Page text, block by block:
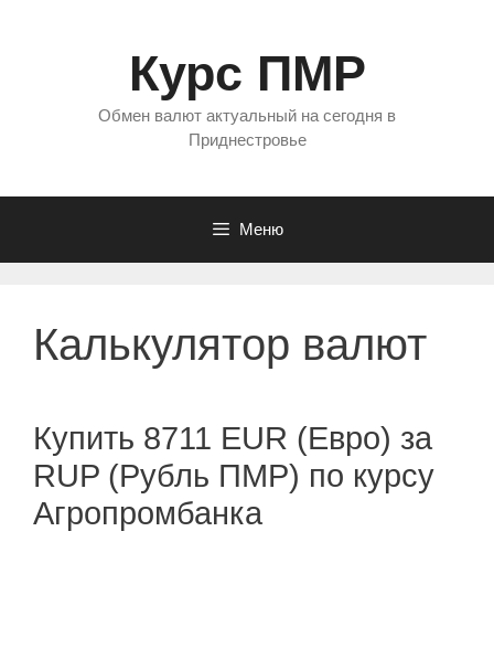
Курс ПМР
Обмен валют актуальный на сегодня в
Приднестровье
Меню
Калькулятор валют
Купить 8711 EUR (Евро) за
RUP (Рубль ПМР) по курсу
Агропромбанка